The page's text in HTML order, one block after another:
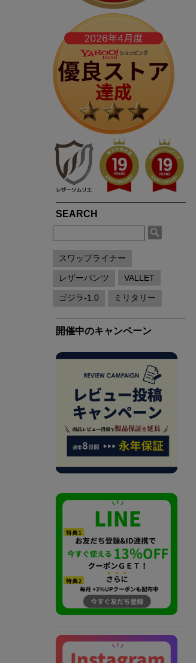
シングルライダース
ダブルライダース
MCクラブベスト
レザーパンツ
LEATHER GOODS ▶
レザーインテリア
レザーエプロン
レザーベルト
パーカ
スカジャ
SMART
テーラ
ドレス
ライダース
ブルゾン
レザーコート
シ
ダ
レザ
LIUGOOのミッション・ビジョン
皮革衣料にこだわる理由
高品質・低価格を実現できている理由
品質・安全管理体制の構築
サスティナビリティ
途上国生産を通じての社会貢献
著名人や大企業も認める品質の高さ
楽天ショップレビュー4.83点の高評価